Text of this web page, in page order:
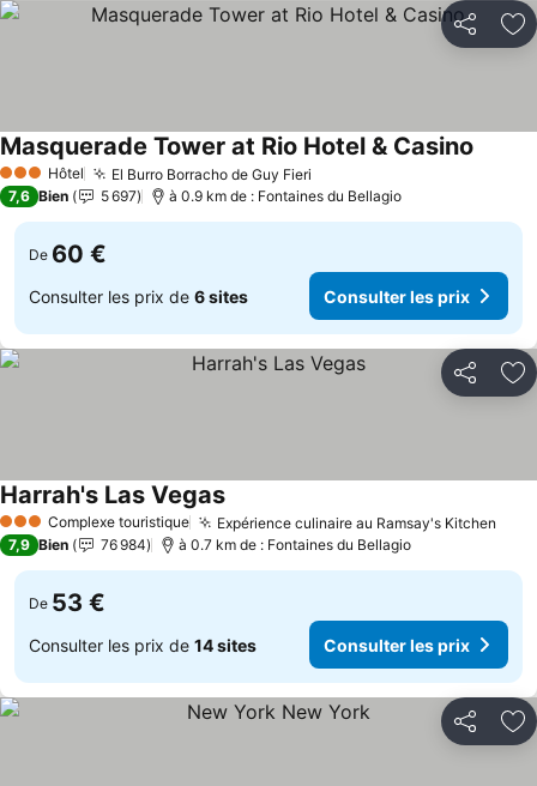
Partager
3 ÉtoilesHôtel El Burro Borracho de Guy Fieri
Masquerade Tower at Rio Hotel & Casino
7,6 Bien 5 697 à 0.9 km de : Fontaines du Bellagio
De 60 €
Consulter les prix de 6 sites Consulter les prix
Partager
3 ÉtoilesComplexe touristique Expérience culinaire au Ramsay's Kitchen
Harrah's Las VegasConsulter les prix
7,9 Bien 76 984 à 0.7 km de : Fontaines du Bellagio
De 53 €
Consulter les prix de 14 sites Consulter les prix
Partager